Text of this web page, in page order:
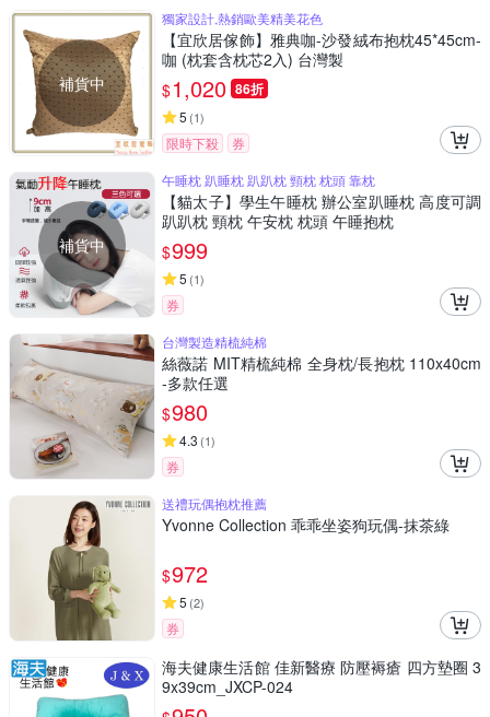
補貨中
獨家設計,熱銷歐美精美花色
【宜欣居傢飾】雅典咖-沙發絨布抱枕45*45cm-
咖 (枕套含枕芯2入) 台灣製
$1,020 86折
5 (1)
限時下殺 券
補貨中
午睡枕 趴睡枕 趴趴枕 頸枕 枕頭 靠枕
【貓太子】學生午睡枕 辦公室趴睡枕 高度可調
趴趴枕 頸枕 午安枕 枕頭 午睡抱枕
$999
5 (1)
券
台灣製造精梳純棉
絲薇諾 MIT精梳純棉 全身枕/長抱枕 110x40cm
-多款任選
$980
4.3 (1)
券
送禮玩偶抱枕推薦
Yvonne Collection 乖乖坐姿狗玩偶-抹茶綠
$972
5 (2)
券
海夫健康生活館 佳新醫療 防壓褥瘡 四方墊圈 3
9x39cm_JXCP-024